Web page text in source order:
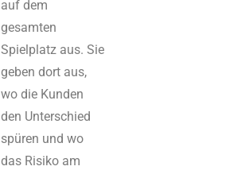
auf dem
gesamten
Spielplatz aus. Sie
geben dort aus,
wo die Kunden
den Unterschied
spüren und wo
das Risiko am